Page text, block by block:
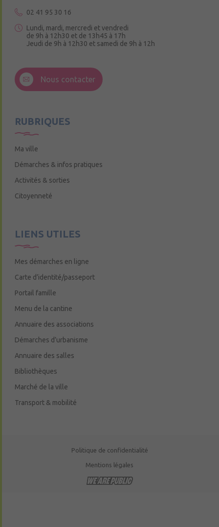
02 41 95 30 16
Lundi, mardi, mercredi et vendredi
de 9h à 12h30 et de 13h45 à 17h
Jeudi de 9h à 12h30 et samedi de 9h à 12h
49220 Andigné
Nous contacter
RUBRIQUES
Ma ville
Démarches & infos pratiques
Activités & sorties
Citoyenneté
LIENS UTILES
Mes démarches en ligne
Carte d’identité/passeport
Portail famille
Menu de la cantine
Annuaire des associations
Démarches d’urbanisme
Annuaire des salles
Bibliothèques
Marché de la ville
Transport & mobilité
Politique de confidentialité
Mentions légales